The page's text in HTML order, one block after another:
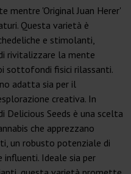
mentre 'Original Juan Herer'
Questa varietà è
e stimolanti,
rivitalizzare la mente
sottofondi fisici rilassanti.
adatta sia per il
creativa. In
Delicious Seeds è una scelta
che apprezzano
un robusto potenziale di
Ideale sia per